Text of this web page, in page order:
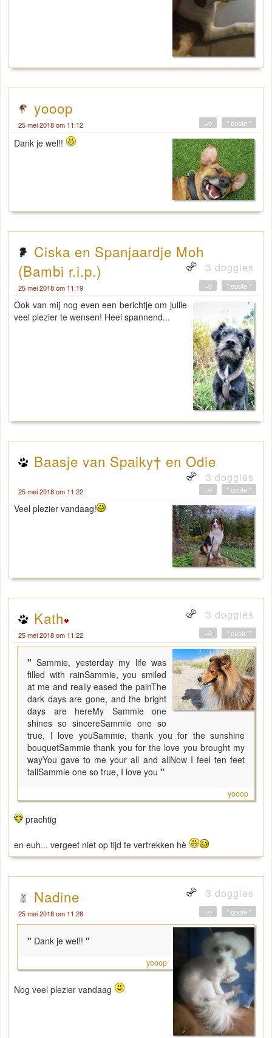
yooop
25 mei 2018 om 11:12 " quote "
+0
Dank je wel!!
Ciska en Spanjaardje Moh
(Bambi r.i.p.)
3 doggies
25 mei 2018 om 11:19 " quote "
+0
Ook van mij nog even een berichtje om jullie
veel plezier te wensen! Heel spannend...
Baasje van Spaiky† en Odie
3 doggies
25 mei 2018 om 11:22 " quote "
+0
Veel plezier vandaag!
Kath 3 doggies
25 mei 2018 om 11:22 " quote "
+0
"Sammie, yesterday my life was
filled with rainSammie, you smiled
at me and really eased the painThe
dark days are gone, and the bright
days are hereMy Sammie one
shines so sincereSammie one so
true, I love youSammie, thank you for the sunshine
bouquetSammie thank you for the love you brought my
wayYou gave to me your all and allNow I feel ten feet
tallSammie one so true, I love you "
yooop
prachtig
en euh... vergeet niet op tijd te vertrekken hè
Nadine 3 doggies
25 mei 2018 om 11:28 " quote "
+0
" Dank je wel!! "
yooop
Nog veel plezier vandaag